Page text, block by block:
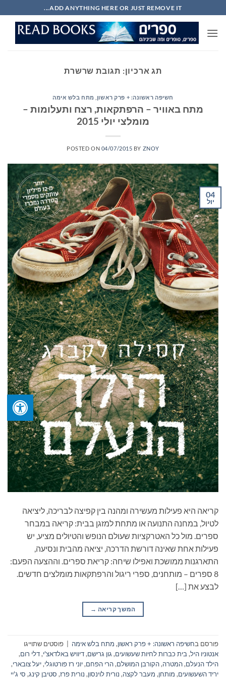
to
content
ADD ANYTHING HERE OR JUST REMOVE IT...
תג ארכיון: תגובת שרשרת
חשיפה ראשונה: + פרק ראשון מתח בלש אימה
מתח באוויר – הרפתקאות, רצח ותעלומות –
מומלצי יולי 2015
POSTED ON 04/07/2015 BY ZNOY
04
יול
קריאה היא פעילות מעשירה ומהנה בין קפיצה לבריכה, ליציאה
לטיול, במחנה התנועה או מתחת למזגן בבית: קריאה במבחר
ספרים. מול כל האטרקציות שעולם הנופש והטיולים מציע, יש
פעילות אחת שאינה דורשת הדרכה, יציאה מהבית ונסיעה,
התארגנות ממושכת ואפילו שיחה: קריאת ספרים. וההצעה הפעם:
8 ספרים – מותחנים, ספרי ריגול והרפתקאות מומלצים חדשים.
לבצע את […]
המשך קריאה →
פורסם בחשיפה ראשונה: + פרק ראשון, מתח בלש אימה
פוסטים שתוייגו
אנטוניו היל,בית כברות לחיות שעשועים, גון גרישם,דיוויש באלדאצ'י,דלי רום,
הילד הנעלם,המטרה,הקורבן המושלם,הרי הפחם,יוני רז פורטוגלי,יעל צובארי,
יריד השעשועים, מותחן, מעבר לקצה, נורית לוינסון, נורית פרז, סטיבן קינג, סי ג'יי